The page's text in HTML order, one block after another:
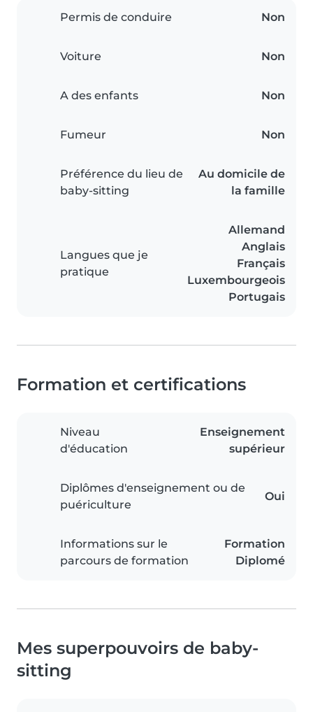
Permis de conduire Non
Voiture Non
A des enfants Non
Fumeur Non
Préférence du lieu de
baby-sitting
Au domicile de
la famille
Langues que je
pratique
Allemand
Anglais
Français
Luxembourgeois
Portugais
Formation et certifications
Niveau
d'éducation
Enseignement
supérieur
Diplômes d'enseignement ou de
puériculture
Oui
Informations sur le
parcours de formation
Formation
Diplomé
Mes superpouvoirs de baby-
sitting